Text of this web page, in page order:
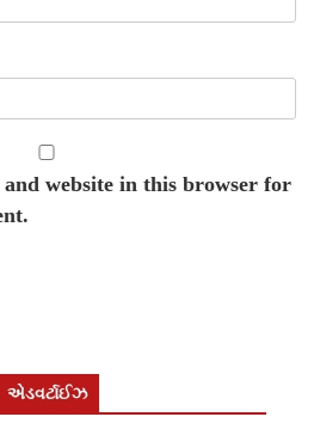
and website in this browser for
એડવર્ટાઈઝ